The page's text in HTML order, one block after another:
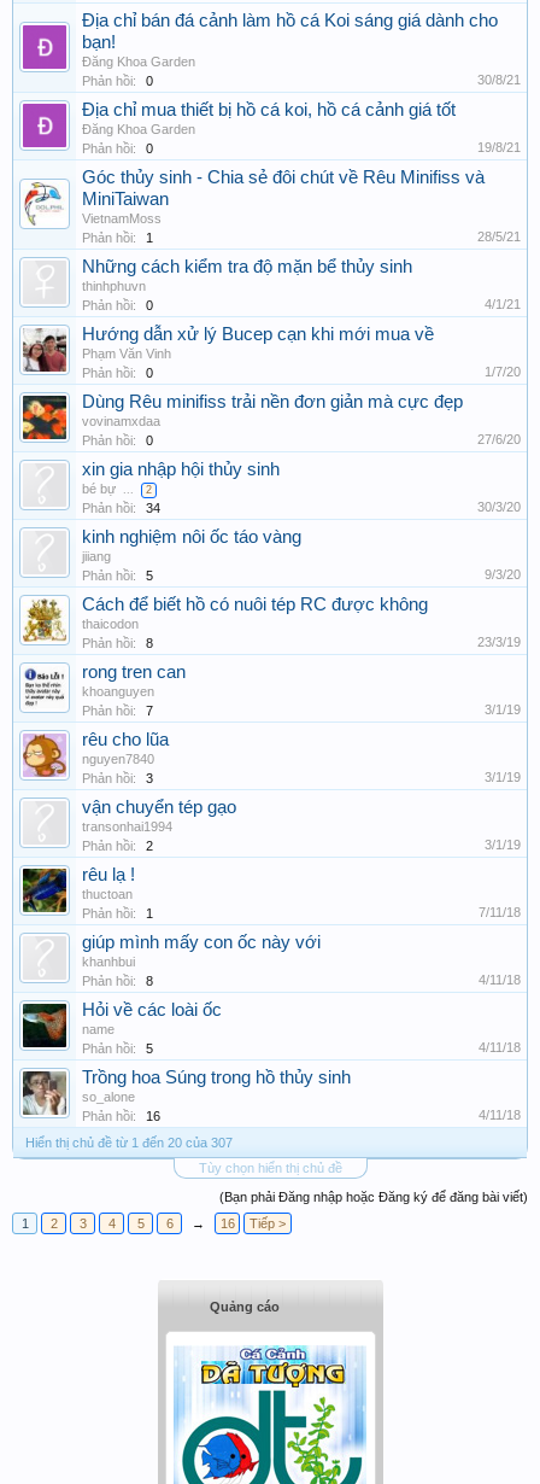
Địa chỉ bán đá cảnh làm hồ cá Koi sáng giá dành cho
bạn!
Đăng Khoa Garden
Phản hồi:
0 30/8/21
Địa chỉ mua thiết bị hồ cá koi, hồ cá cảnh giá tốt
Đăng Khoa Garden
Phản hồi:
0 19/8/21
Góc thủy sinh - Chia sẻ đôi chút về Rêu Minifiss và
MiniTaiwan
VietnamMoss
Phản hồi:
1 28/5/21
Những cách kiểm tra độ mặn bể thủy sinh
thinhphuvn
Phản hồi:
0 4/1/21
Hướng dẫn xử lý Bucep cạn khi mới mua về
Phạm Văn Vinh
Phản hồi:
0 1/7/20
Dùng Rêu minifiss trải nền đơn giản mà cực đẹp
vovinamxdaa
Phản hồi:
0 27/6/20
xin gia nhập hội thủy sinh
bé bự 2
Phản hồi: 34 30/3/20
kinh nghiệm nôi ốc táo vàng
jiiang
Phản hồi:
5 9/3/20
Cách để biết hồ có nuôi tép RC được không
thaicodon
Phản hồi:
8 23/3/19
rong tren can
khoanguyen
Phản hồi:
7 3/1/19
rêu cho lũa
nguyen7840
Phản hồi:
3 3/1/19
vận chuyển tép gạo
transonhai1994
Phản hồi:
2 3/1/19
rêu lạ !
thuctoan
Phản hồi:
1 7/11/18
giúp mình mấy con ốc này với
khanhbui
Phản hồi:
8 4/11/18
Hỏi về các loài ốc
name
Phản hồi:
5 4/11/18
Trồng hoa Súng trong hồ thủy sinh
so_alone
Phản hồi:
16
4/11/18
Hiển thị chủ đề từ 1 đến 20 của 307
Tùy chọn hiển thị chủ đề
(Bạn phải Đăng nhập hoặc Đăng ký để đăng bài viết)
1
2 3 4 5 6 → 16 Tiếp >
Quảng cáo